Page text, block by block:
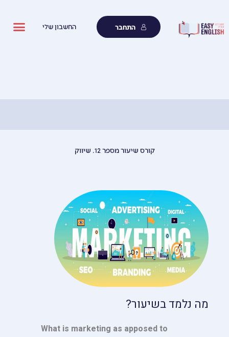
התחבר החשבון שלי
קורס שיעור מספר 12. שיווק
מה נלמד בשיעור?
What is marketing as apposed to